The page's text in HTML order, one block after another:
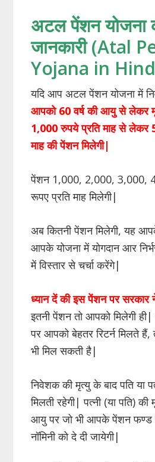
अटल पेंशन योजना
जानकारी (Atal
Yojana in
यदि आप अटल पेंशन योजना में
आपको 60 वर्ष की आयु से लेकर
1,000रुपये प्रति माह से लेकर
माह की पेंशन मिलेगी|
पेंशन 1,000, 2,000, 3,000,
रूपए प्रति माह मिलेगी|
अब कितनी पेंशन मिलेगी, यह
आपके योजना में योगदान आर
में विस्तार से चर्चा करेंगे|
ध्यान दें की इस पेंशन पर सरकार
इतनी पेंशन तो आपको मिलेगी
पर आपको बेहतर रिटर्न मिलते
भी मिल सकती है|
निवेशक की मृत्यु के बाद पति या
मिलती रहेगी| पत्नी (या पति)
आयु पर जो भी आपके पेंशन फण्ड
नॉमिनी को दे दी जायेगी|